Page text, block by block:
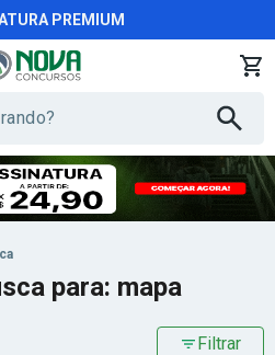
PREMIUM
para: mapa
Filtrar